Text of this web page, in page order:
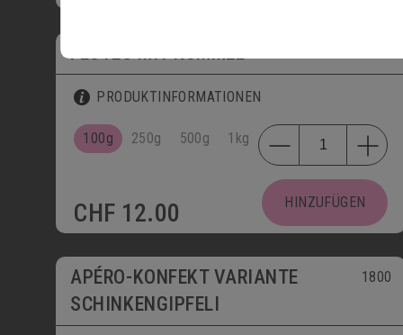
FLÛTES MIT KÜMMEL
PRODUKTINFORMATIONEN
100g 250g 500g 1kg
CHF 12.00 HINZUFÜGEN
APÉRO-KONFEKT VARIANTE
SCHINKENGIPFELI
1800